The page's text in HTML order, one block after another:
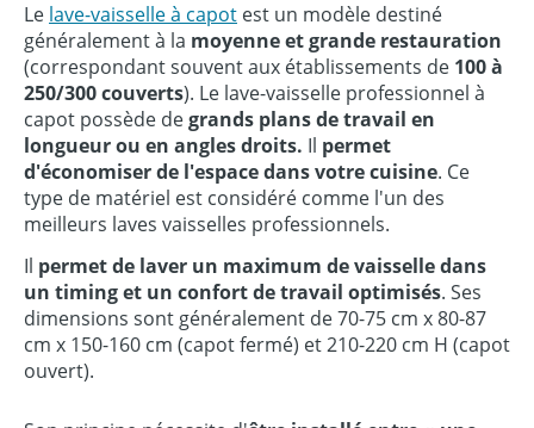
Le lave-vaisselle à capot est un modèle destiné
généralement à la moyenne et grande restauration
(correspondant souvent aux établissements de 100 à
250/300 couverts). Le lave-vaisselle professionnel à
capot possède degrands plans de travail en
longueur ou en angles droits. Il permet
d'économiser de l'espace dans votre cuisine. Ce
type de matériel est considéré comme l'un des
meilleurs laves vaisselles professionnels.
Il permet de laver un maximum de vaisselle dans
un timing et un confort de travail optimisés. Ses
dimensions sont généralement de 70-75 cm x 80-87
cm x 150-160 cm (capot fermé) et 210-220 cm H (capot
ouvert).